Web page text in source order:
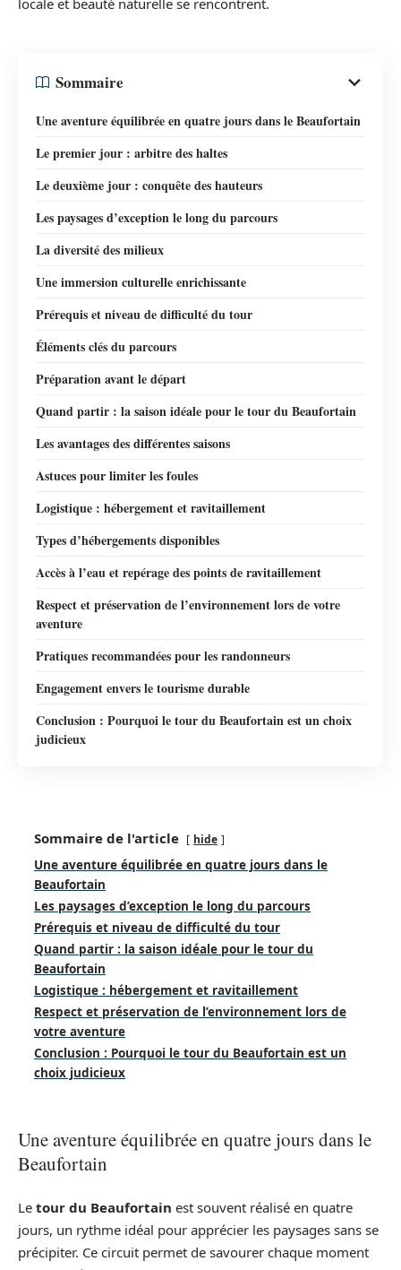
locale et beauté naturelle se rencontrent.
Sommaire
Une aventure équilibrée en quatre jours dans le Beaufortain
Le premier jour : arbitre des haltes
Le deuxième jour : conquête des hauteurs
Les paysages d’exception le long du parcours
La diversité des milieux
Une immersion culturelle enrichissante
Prérequis et niveau de difficulté du tour
Éléments clés du parcours
Préparation avant le départ
Quand partir : la saison idéale pour le tour du Beaufortain
Les avantages des différentes saisons
Astuces pour limiter les foules
Logistique : hébergement et ravitaillement
Types d’hébergements disponibles
Accès à l’eau et repérage des points de ravitaillement
Respect et préservation de l’environnement lors de votre
aventure
Pratiques recommandées pour les randonneurs
Engagement envers le tourisme durable
Conclusion : Pourquoi le tour du Beaufortain est un choix
judicieux
Sommaire de l'article hide
Une aventure équilibrée en quatre jours dans le
Beaufortain
Les paysages d’exception le long du parcours
Prérequis et niveau de difficulté du tour
Quand partir : la saison idéale pour le tour du
Beaufortain
Logistique : hébergement et ravitaillement
Respect et préservation de l’environnement lors de
votre aventure
Conclusion : Pourquoi le tour du Beaufortain est un
choix judicieux
Une aventure équilibrée en quatre jours dans le
Beaufortain
Le tour du Beaufortain est souvent réalisé en quatre
jours, un rythme idéal pour apprécier les paysages sans se
précipiter. Ce circuit permet de savourer chaque moment